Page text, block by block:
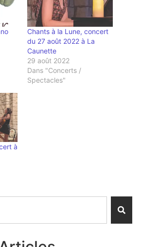
Chants à la Lune, concert
du 27 août 2022 à La
Caunette
29 août 2022
Dans "Concerts /
Spectacles"
à